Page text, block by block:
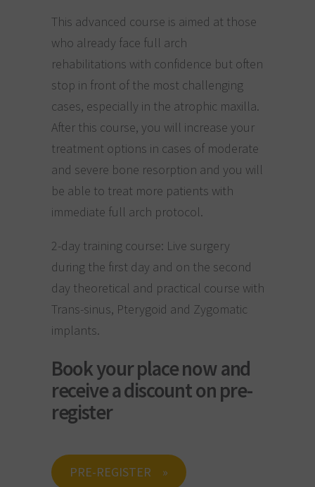
This advanced course is aimed at those
who already face full arch
rehabilitations with confidence but often
stop in front of the most challenging
cases, especially in the atrophic maxilla.
After this course, you will increase your
treatment options in cases of moderate
and severe bone resorption and you will
be able to treat more patients with
immediate full arch protocol.
2-day training course: Live surgery
during the first day and on the second
day theoretical and practical course with
Trans-sinus, Pterygoid and Zygomatic
implants.
Book your place now and
receive a discount on pre-
register
PRE-REGISTER